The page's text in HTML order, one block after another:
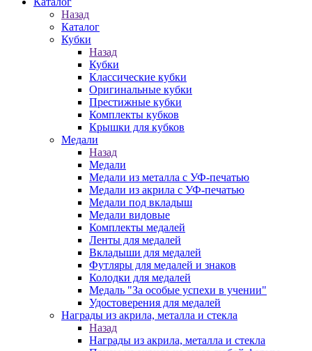
Назад
Каталог
Кубки
Назад
Кубки
Классические кубки
Оригинальные кубки
Престижные кубки
Комплекты кубков
Крышки для кубков
Медали
Назад
Медали
Медали из металла с УФ-печатью
Медали из акрила с УФ-печатью
Медали под вкладыш
Медали видовые
Комплекты медалей
Ленты для медалей
Вкладыши для медалей
Футляры для медалей и знаков
Колодки для медалей
Медаль "За особые успехи в учении"
Удостоверения для медалей
Награды из акрила, металла и стекла
Назад
Награды из акрила, металла и стекла